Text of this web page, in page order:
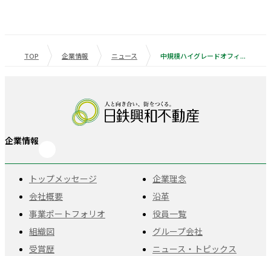
TOP 企業情報 ニュース
企業情報
トップメッセージ 企業理念
会社概要 沿革
事業ポートフォリオ 役員一覧
組織図 グループ会社
受賞歴 ニュース・トピックス